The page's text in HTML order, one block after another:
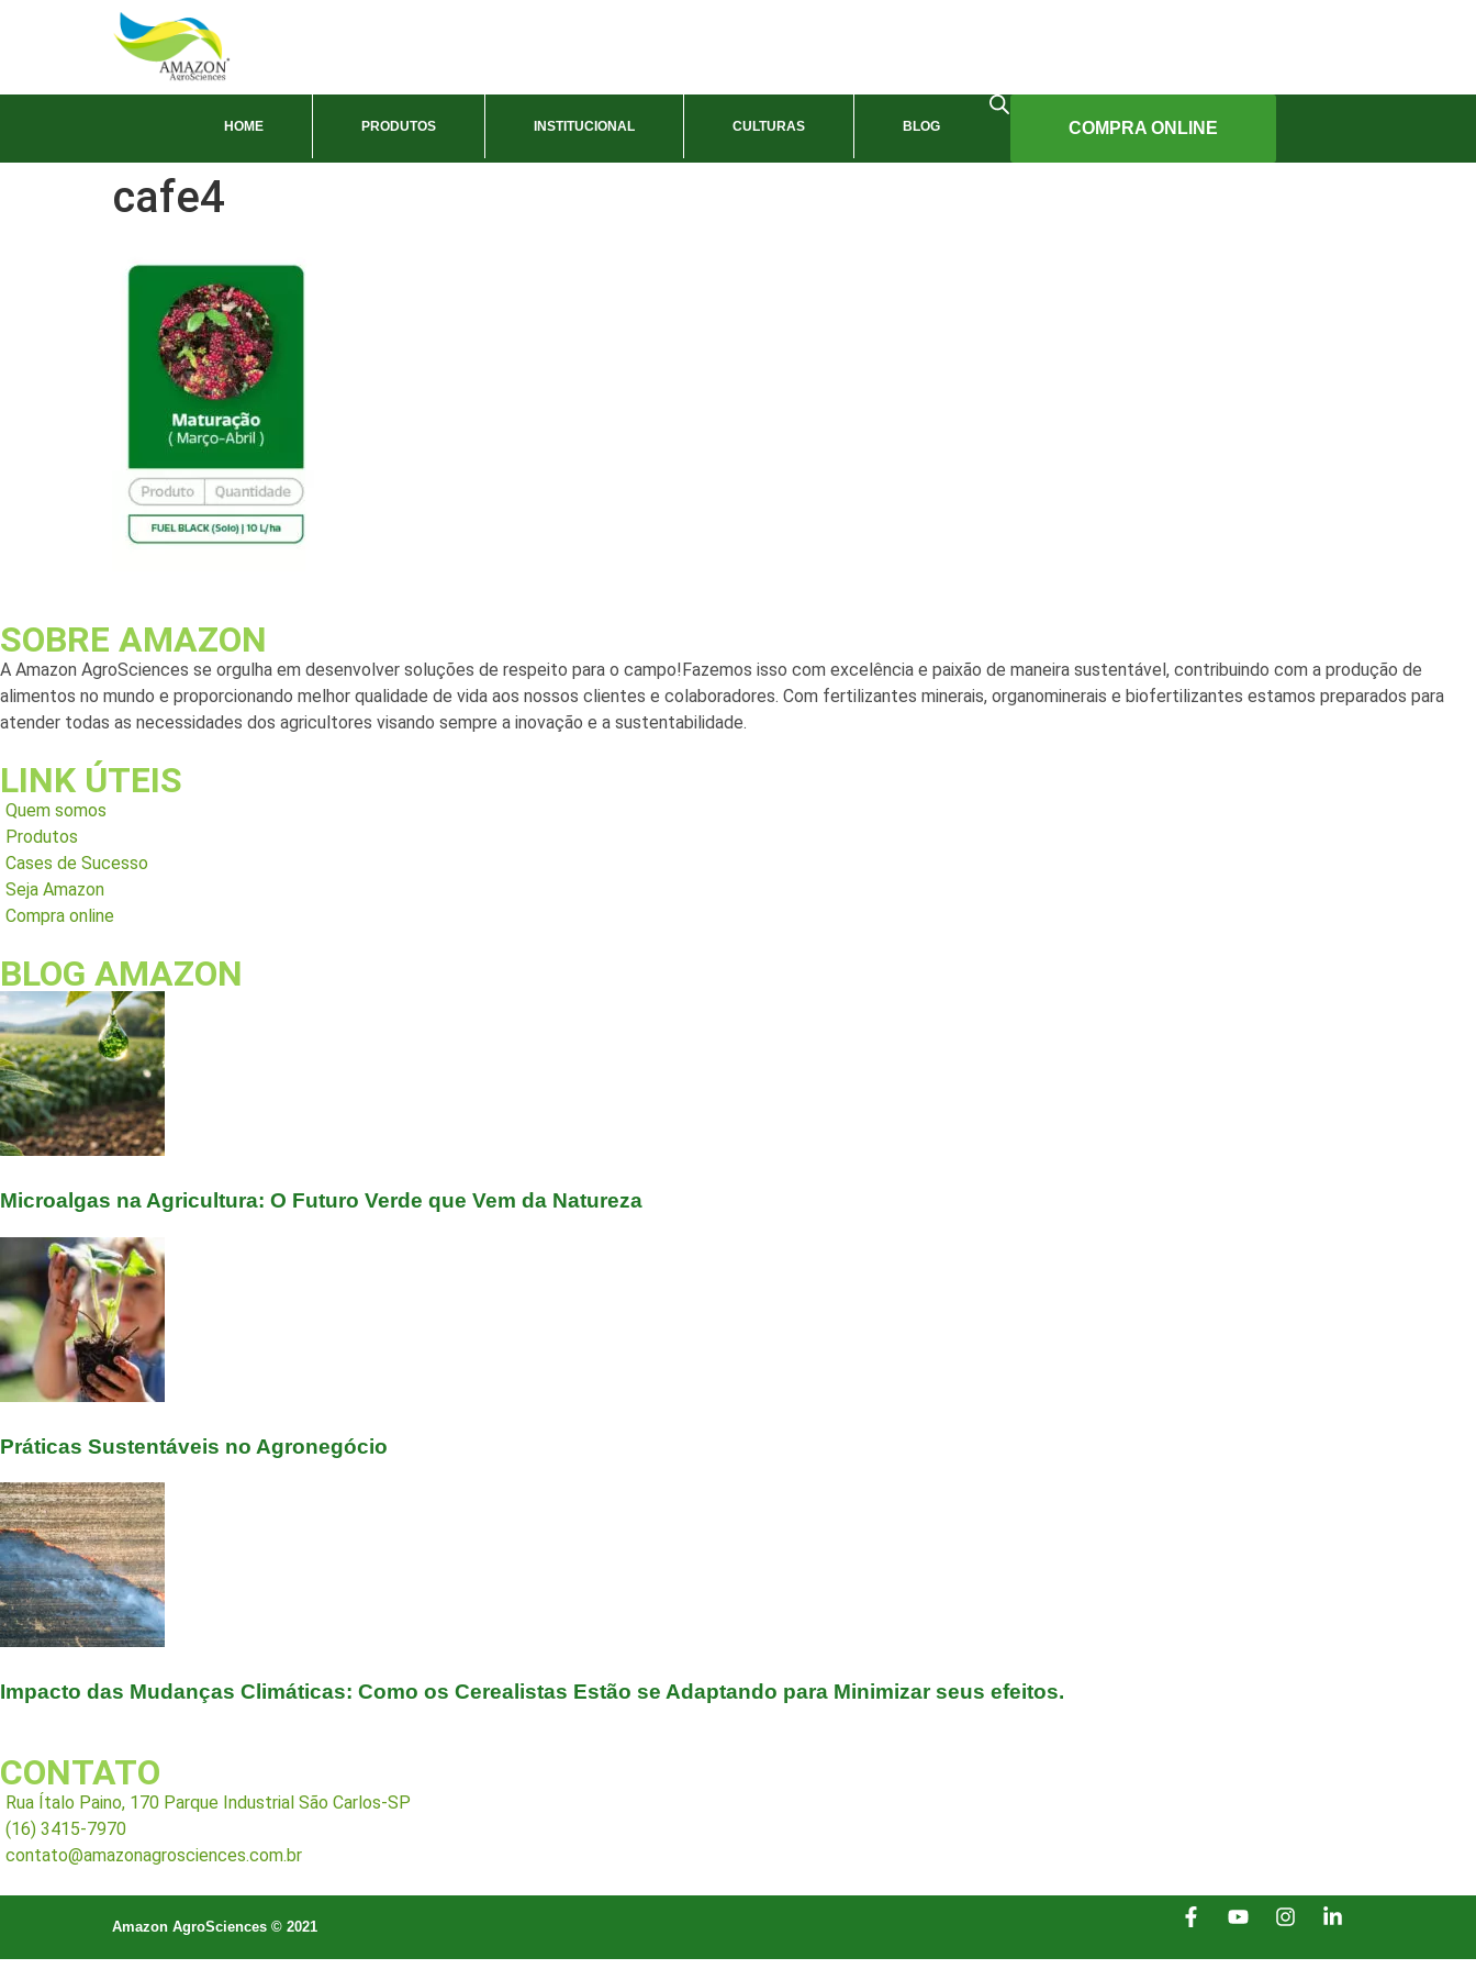
HOME PRODUTOS INSTITUCIONAL CULTURAS BLOG COMPRA ONLINE
cafe4
SOBRE AMAZON
A Amazon AgroSciences se orgulha em desenvolver soluções de respeito para o campo!Fazemos isso com excelência e paixão de maneira sustentável, contribuindo com a produção de
alimentos no mundo e proporcionando melhor qualidade de vida aos nossos clientes e colaboradores. Com fertilizantes minerais, organominerais e biofertilizantes estamos preparados para
atender todas as necessidades dos agricultores visando sempre a inovação e a sustentabilidade.
LINK ÚTEIS
Quem somos
Produtos
Cases de Sucesso
Seja Amazon
Compra online
BLOG AMAZON
Microalgas na Agricultura: O Futuro Verde que Vem da Natureza
Práticas Sustentáveis no Agronegócio
Impacto das Mudanças Climáticas: Como os Cerealistas Estão se Adaptando para Minimizar seus efeitos.
CONTATO
Rua Ítalo Paino, 170 Parque Industrial São Carlos-SP
(16) 3415-7970
contato@amazonagrosciences.com.br
Amazon AgroSciences © 2021